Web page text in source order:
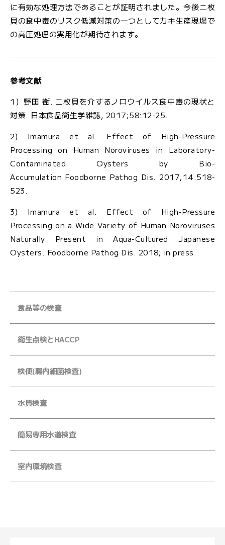
に有効な処理方法であることが証明されました。今後二枚
貝の食中毒のリスク低減対策の一つとしてカキ生産現場で
の高圧処理の実用化が期待されます。
参考文献
1）野田 衛. 二枚貝を介するノロウイルス食中毒の現状と
対策. 日本食品衛生学雑誌, 2017;58:12-25.
2) Imamura et al. Effect of High-Pressure
Processing on Human Noroviruses in Laboratory-
Contaminated Oysters by Bio-
Accumulation Foodborne Pathog Dis.
2017;14:518-
523.
3) Imamura et al. Effect of High-Pressure
Processing on a Wide Variety of Human Noroviruses
Naturally Present in Aqua-Cultured Japanese
Oysters. Foodborne Pathog Dis. 2018; in press.
食品等の検査
衛生点検とHACCP
検便(腸内細菌検査)
水質検査
簡易専用水道検査
室内環境検査